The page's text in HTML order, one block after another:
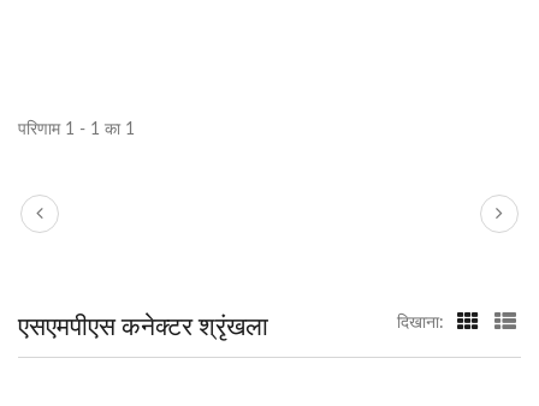
परिणाम 1 - 1 का 1
एसएमपीएस कनेक्टर श्रृंखला दिखाना: